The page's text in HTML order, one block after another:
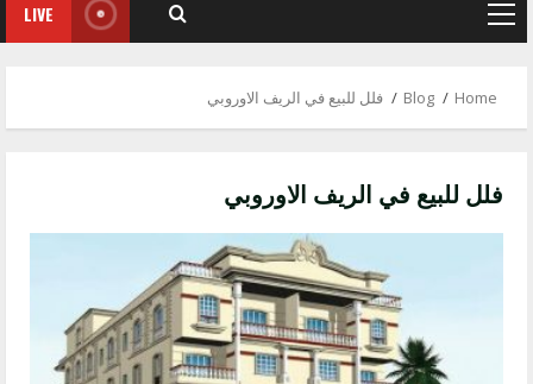
Primary
LIVE
Home
Blog فلل للبيع في الريف الاوروبي
فلل للبيع في الريف الاوروبي